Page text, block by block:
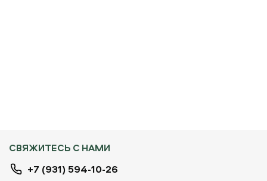
СВЯЖИТЕСЬ С НАМИ
+7 (931) 594-10-26